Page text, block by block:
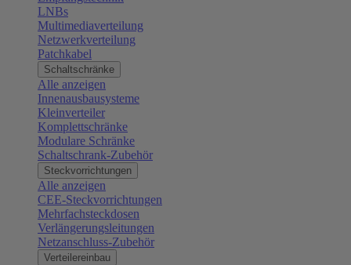
LNBs
Multimediaverteilung
Netzwerkverteilung
Patchkabel
Schaltschränke
Alle anzeigen
Innenausbausysteme
Kleinverteiler
Komplettschränke
Modulare Schränke
Schaltschrank-Zubehör
Steckvorrichtungen
Alle anzeigen
CEE-Steckvorrichtungen
Mehrfachsteckdosen
Verlängerungsleitungen
Netzanschluss-Zubehör
Verteilereinbau